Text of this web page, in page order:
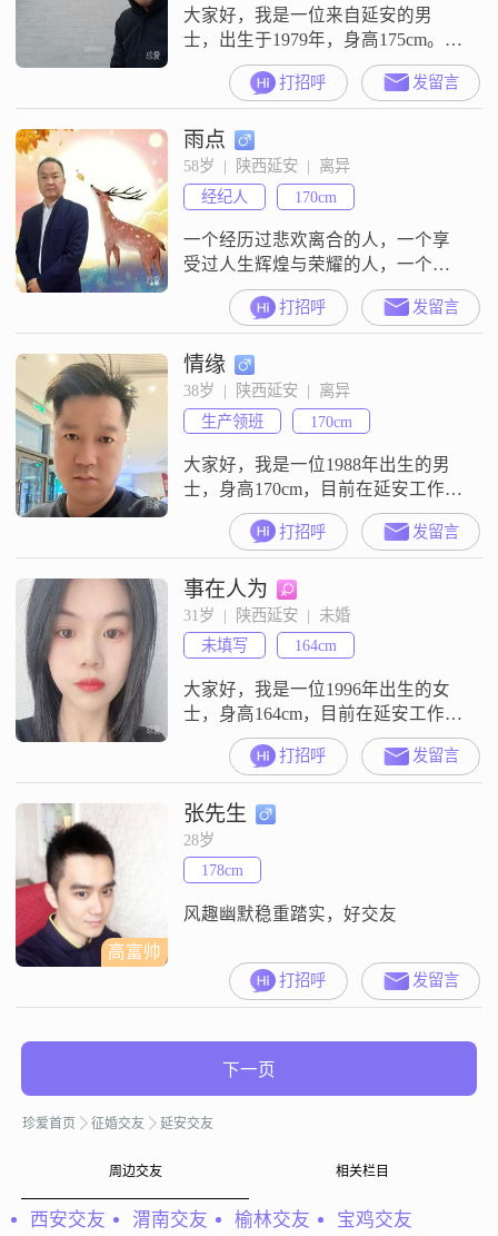
得这些都能让生活
大家好，我是一位来自延安的男
士，出生于1979年，身高175cm。我
在工作中一直保持着稳定的表现，
月收入在20001到50000元之间。我
的学历是大专，虽然不是特别高，
但在工作中积累了很多经验。我觉
得自己最大的特点是稳重可靠，做
事情总是深思熟虑，不会轻易冲
动。责任感对我来说非常重要，无
论是对家庭还是对工作，我都会尽
全力
打招呼 发留言
雨点
58岁  |  陕西延安  |  离异
经纪人
170cm
一个经历过悲欢离合的人，一个享
受过人生辉煌与荣耀的人，一个了
解人世间落井下石的人，一个从新
开始幸福安康后半生的人！属猴的
我想寻找一位属鼠，龙，蛇，马，
兔的你来共同完成人生幸福美满相
伴的生活与责任！
打招呼 发留言
情缘
38岁  |  陕西延安  |  离异
生产领班
170cm
大家好，我是一位1988年出生的男
士，身高170cm，目前在延安工作
##3002##我的月收入在5001到8000
元之间，学历是大专##3002##我是
一个责任感很强的人，家庭对我来
说非常重要，我更倾向于活在当
下，享受生活的每一刻##3002##我
有很多爱好，特别喜欢看电影，对
茶道也有浓厚的兴趣，喜欢品尝各
种茶叶，感受
打招呼 发留言
事在人为
31岁  |  陕西延安  |  未婚
未填写
164cm
大家好，我是一位1996年出生的女
士，身高164cm，目前在延安工作，
月收入在3001到5000元之间
##3002##我拥有大学本科学历，平
时喜欢做一些有意义的事情
##3002##我性格比较善解人意，总
是希望能理解他人的想法和感受
##3002##生活中，我热爱每一个瞬
间，喜欢给生活增添一些仪式感，
这让我感到很幸福##3
打招呼 发留言
高富帅
张先生
28岁
178cm
风趣幽默稳重踏实，好交友
打招呼 发留言
下一页
珍爱首页 征婚交友 延安交友
周边交友 相关栏目
西安交友 渭南交友 榆林交友 宝鸡交友